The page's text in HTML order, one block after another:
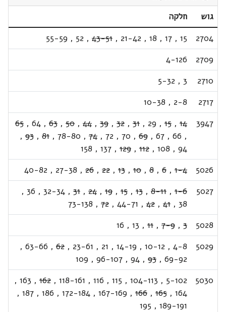
גוש
חלקה
2704
15
,
17
,
18
,
21-42
,
43-51
,
52
,
55-59
2709
4-126
2710
3
,
5-32
2717
2-8
,
10-38
3947
14
,
15
,
29
,
31
,
32
,
39
,
44
,
50
,
63
,
64
,
65
,
66
,
67
,
69
,
70
,
72
,
74
,
78-80
,
81
,
93
,
94
,
108
,
112
,
129
,
137
,
158
5026
1-4
,
6
,
8
,
10
,
13
,
22
,
26
,
27-38
,
40-82
5027
1-6
,
8-11
,
13
,
15
,
19
,
24
,
31
,
32-34
,
36
,
38
,
41
,
42
,
44-71
,
72
,
73-138
5028
3
,
7-9
,
11
,
13
,
16
5029
4-8
,
10-12
,
14-19
,
21
,
23-61
,
62
,
63-66
,
69-92
,
93
,
94
,
96-107
,
109
5030
5-102
,
104-113
,
115
,
116
,
118-161
,
162
,
163
,
164
,
165
,
166
,
167-169
,
172-184
,
186
,
187
,
189-191
,
195